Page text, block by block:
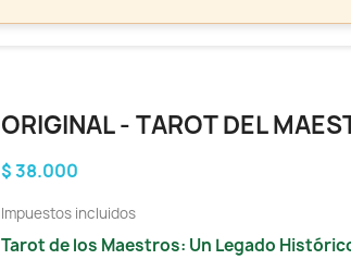
ORIGINAL - TAROT DEL
$ 38.000
Impuestos incluidos
Tarot de los Maestros: Un Legado